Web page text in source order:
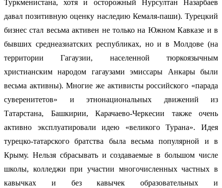
Туркменистана, хотя и осторожный Нурсултан Назарбаев
давал позитивную оценку наследию Кемаля-паши). Турецкий
бизнес стал весьма активен не только на Южном Кавказе и в
бывших среднеазиатских республиках, но и в Молдове (на
территории Гагаузии, населенной тюркоязычным
христианским народом гагаузами эмиссары Анкары были
весьма активны). Многие же активисты российского «парада
суверенитетов» и этнонациональных движений из
Татарстана, Башкирии, Карачаево-Черкесии также очень
активно эксплуатировали идею «великого Турана». Идея
турецко-татарского братства была весьма популярной и в
Крыму. Нельзя сбрасывать и создаваемые в большом числе
школы, колледжи при участии многочисленных частных в
кавычках и без кавычек образовательных и